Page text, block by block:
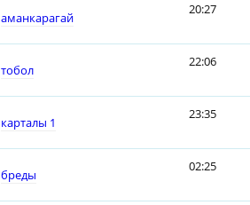
аманкарагай
20:27
тобол
22:06
карталы 1
23:35
бреды
02:25